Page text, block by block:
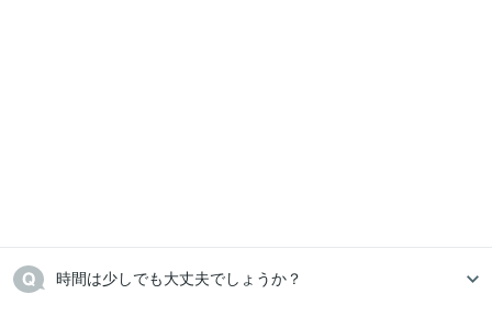
時間は少しでも大丈夫でしょうか？